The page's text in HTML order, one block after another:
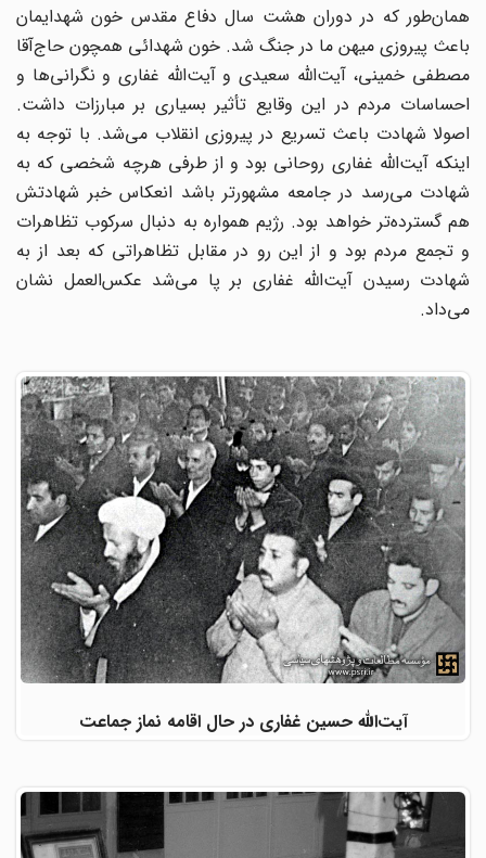
همان‌طور که در دوران هشت سال دفاع مقدس خون شهدایمان
باعث پیروزی میهن ما در جنگ شد. خون شهدائی همچون حاج‌آقا
مصطفی خمینی، آیت‌الله سعیدی و آیت‌الله غفاری و نگرانی‌ها و
احساسات مردم در این وقایع تأثیر بسیاری بر مبارزات داشت.
اصولا شهادت باعث تسریع در پیروزی انقلاب می‌شد. با توجه به
اینکه آیت‌الله غفاری روحانی بود و از طرفی هرچه شخصی که به
شهادت می‌رسد در جامعه مشهورتر باشد انعکاس خبر شهادتش
هم گسترده‌تر خواهد بود. رژیم همواره به دنبال سرکوب تظاهرات
و تجمع مردم بود و از این رو در مقابل تظاهراتی که بعد از به
شهادت رسیدن آیت‌الله غفاری بر پا می‌شد عکس‌العمل نشان
می‌داد.
آیت‌الله حسین غفاری در حال اقامه نماز جماعت